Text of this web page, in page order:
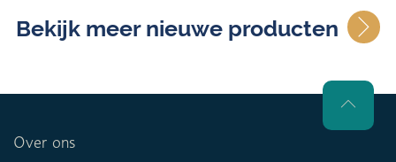
Bekijk meer nieuwe producten
Over ons